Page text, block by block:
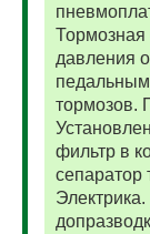
Тормозная
давления
педальным
тормозов.
фильтр в
сепаратор